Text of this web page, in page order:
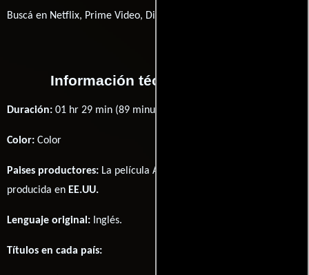
Buscá en Netflix, Prime Video, Disney+
Información técnica y general
Duración: 01 hr 29 min (89 minutos) .
Color: Color
Paises productores: La película Attack of the Gryphon fué
producida en EE.UU.
Lenguaje original: Inglés.
Títulos en cada país: